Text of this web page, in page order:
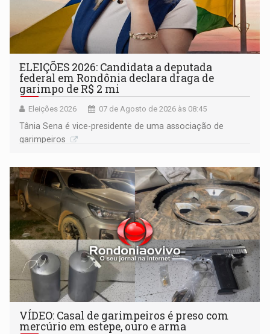
ELEIÇÕES 2026: Candidata a deputada
federal em Rondônia declara draga de
garimpo de R$ 2 mi
Eleições 2026 07 de Agosto de 2026 às 08:45
Tânia Sena é vice-presidente de uma associação de
garimpeiros
VÍDEO: Casal de garimpeiros é preso com
mercúrio em estepe, ouro e arma